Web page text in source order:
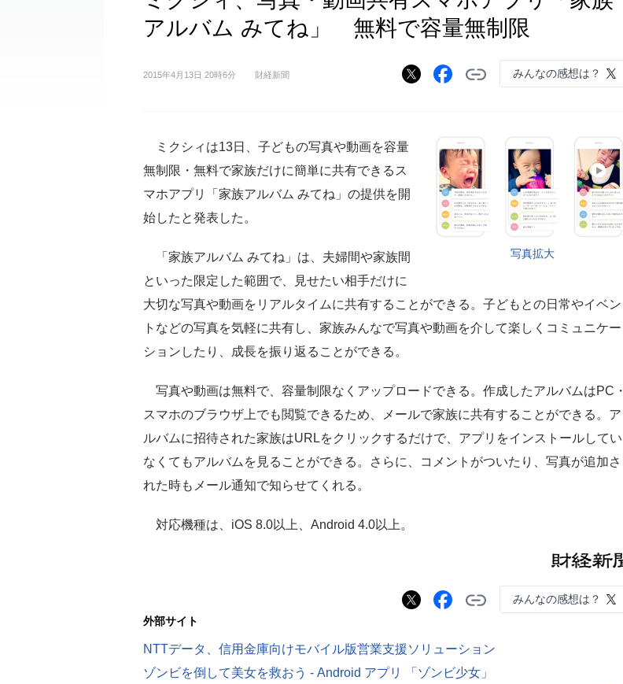
アルバム みてね」 無料で容量無制限
2015年4月13日 20時6分 財経新聞 みんなの感想は？
写真拡大
ミクシィは13日、子どもの写真や動画を容量
無制限・無料で家族だけに簡単に共有できるス
マホアプリ「家族アルバム みてね」の提供を開
始したと発表した。
「家族アルバム みてね」は、夫婦間や家族間
といった限定した範囲で、見せたい相手だけに
大切な写真や動画をリアルタイムに共有することができる。子どもとの日常やイベン
トなどの写真を気軽に共有し、家族みんなで写真や動画を介して楽しくコミュニケー
ションしたり、成長を振り返ることができる。
写真や動画は無料で、容量制限なくアップロードできる。作成したアルバムはPC・
スマホのブラウザ上でも閲覧できるため、メールで家族に共有することができる。ア
ルバムに招待された家族はURLをクリックするだけで、アプリをインストールしてい
なくてもアルバムを見ることができる。さらに、コメントがついたり、写真が追加さ
れた時もメール通知で知らせてくれる。
対応機種は、iOS 8.0以上、Android 4.0以上。
みんなの感想は？
外部サイト
NTTデータ、信用金庫向けモバイル版営業支援ソリューション
ゾンビを倒して美女を救おう - Android アプリ 「ゾンビ少女」